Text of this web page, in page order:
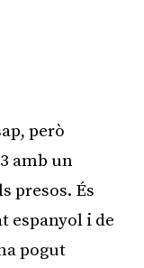
però
amb un
presos. És
espanyol i de
pogut